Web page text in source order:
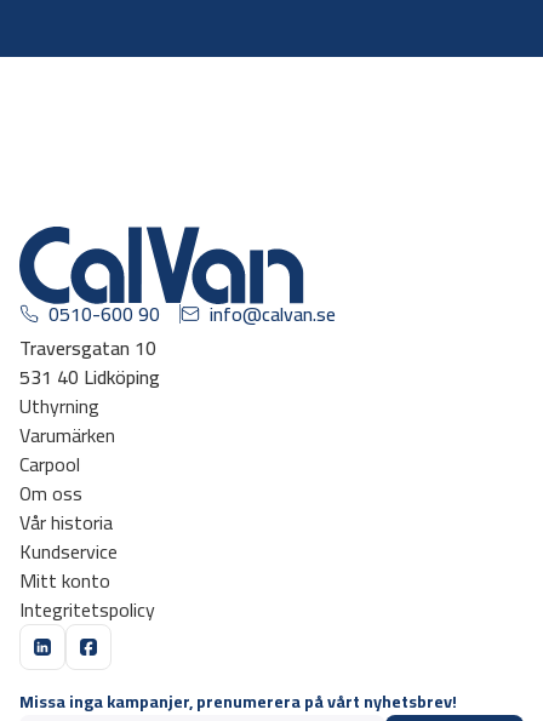
0510-600 90
info@calvan.se
Traversgatan 10
531 40 Lidköping
Uthyrning
Varumärken
Carpool
Om oss
Vår historia
Kundservice
Mitt konto
Integritetspolicy
Missa inga kampanjer, prenumerera på vårt nyhetsbrev!